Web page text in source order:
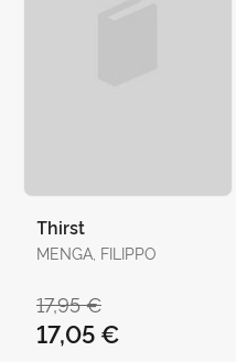
Thirst
MENGA, FILIPPO
17,95 €
17,05 €